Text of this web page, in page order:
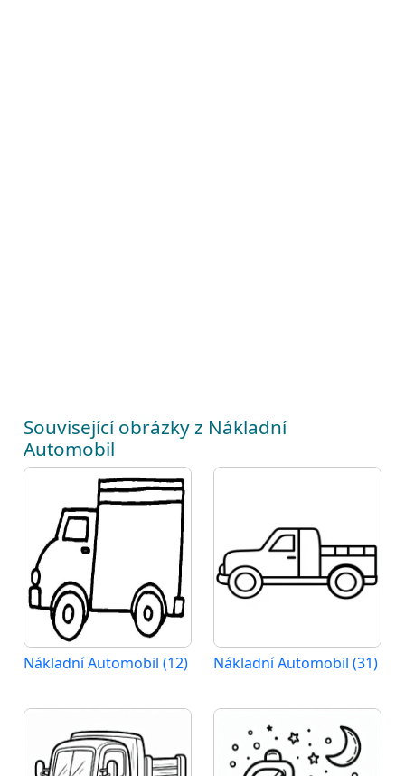
Související obrázky z Nákladní
Automobil
Nákladní Automobil (12) Nákladní Automobil (31)